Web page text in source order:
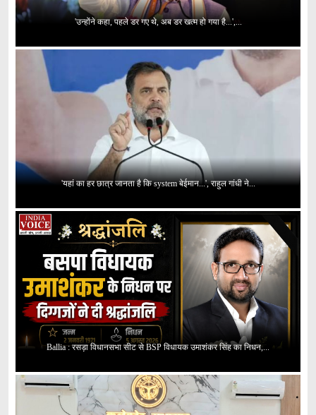
'उन्होंने कहा, पहले डर गए थे, अब डर खत्म हो गया है...',...
'यहां का हर छात्र जानता है कि system बेईमान...', राहुल गांधी ने...
Ballia : रसड़ा विधानसभा सीट से BSP विधायक उमाशंकर सिंह का निधन,...